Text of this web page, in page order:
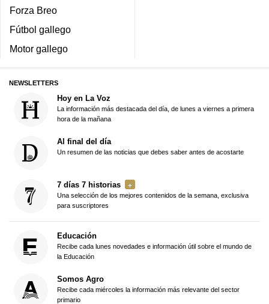
Forza Breo
Fútbol gallego
Motor gallego
NEWSLETTERS
Hoy en La Voz
La información más destacada del día, de lunes a viernes a primera
hora de la mañana
Al final del día
Un resumen de las noticias que debes saber antes de acostarte
7 días 7 historias
Una selección de los mejores contenidos de la semana, exclusiva
para suscriptores
Educación
Recibe cada lunes novedades e información útil sobre el mundo de
la Educación
Somos Agro
Recibe cada miércoles la información más relevante del sector
primario